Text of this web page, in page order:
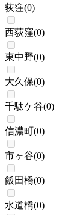
荻窪(0)
西荻窪(0)
東中野(0)
大久保(0)
千駄ケ谷(0)
信濃町(0)
市ヶ谷(0)
飯田橋(0)
水道橋(0)